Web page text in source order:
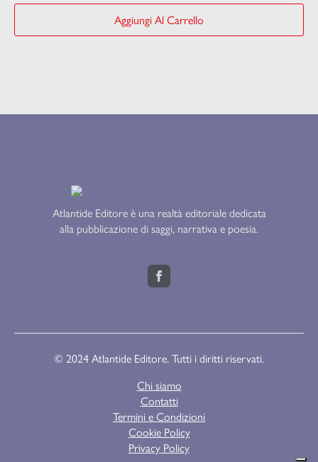
Aggiungi Al Carrello
Atlantide Editore è una realtà editoriale dedicata
alla pubblicazione di saggi, narrativa e poesia.
© 2024 Atlantide Editore. Tutti i diritti riservati.
Chi siamo
Contatti
Termini e Condizioni
Cookie Policy
Privacy Policy